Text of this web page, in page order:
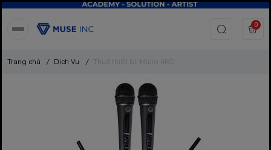
0
Trang chủ / Dịch Vụ / Thuê thiết bị: Micro AKG